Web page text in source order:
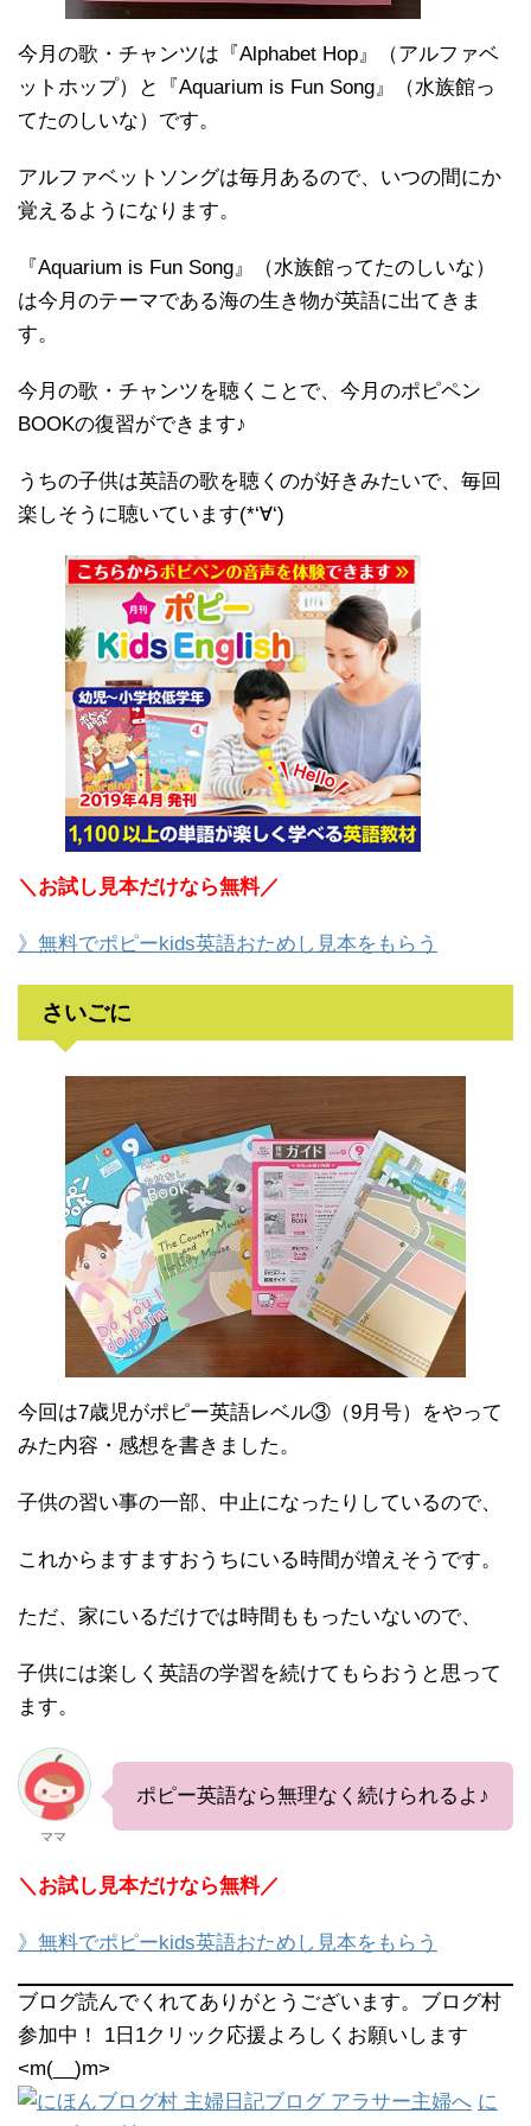
今月の歌・チャンツは『Alphabet Hop』（アルファベ
ットホップ）と『Aquarium is Fun Song』（水族館っ
てたのしいな）です。
アルファベットソングは毎月あるので、いつの間にか
覚えるようになります。
『Aquarium is Fun Song』（水族館ってたのしいな）
は今月のテーマである海の生き物が英語に出てきま
す。
今月の歌・チャンツを聴くことで、今月のポピペン
BOOKの復習ができます♪
うちの子供は英語の歌を聴くのが好きみたいで、毎回
楽しそうに聴いています(*‘∀‘)
＼お試し見本だけなら無料／
》無料でポピーkids英語おためし見本をもらう
さいごに
今回は7歳児がポピー英語レベル③（9月号）をやって
みた内容・感想を書きました。
子供の習い事の一部、中止になったりしているので、
これからますますおうちにいる時間が増えそうです。
ただ、家にいるだけでは時間ももったいないので、
子供には楽しく英語の学習を続けてもらおうと思って
ます。
ママ
ポピー英語なら無理なく続けられるよ♪
＼お試し見本だけなら無料／
》無料でポピーkids英語おためし見本をもらう
ブログ読んでくれてありがとうございます。ブログ村
参加中！ 1日1クリック応援よろしくお願いします
<m(__)m>
に